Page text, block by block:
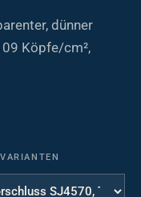
dünner
Köpfe/cm²,